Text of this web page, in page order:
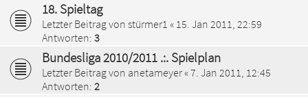
18. Spieltag
Letzter Beitrag von stürmer1 « 15. Jan 2011, 22:59
Antworten: 3
Bundesliga 2010/2011 .:. Spielplan
Letzter Beitrag von anetameyer«7. Jan 2011, 12:45
Antworten: 2